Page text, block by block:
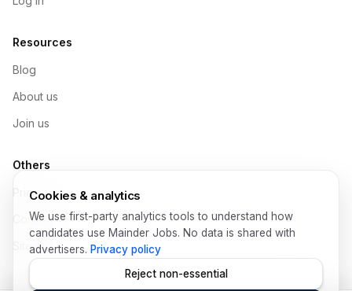
Resources
Blog
About us
Join us
Others
Pricing
Contact
Sitemap
Cookies & analytics
We use first-party analytics tools to understand how
candidates use Mainder Jobs. No data is shared with
advertisers. Privacy policy
Reject non-essential